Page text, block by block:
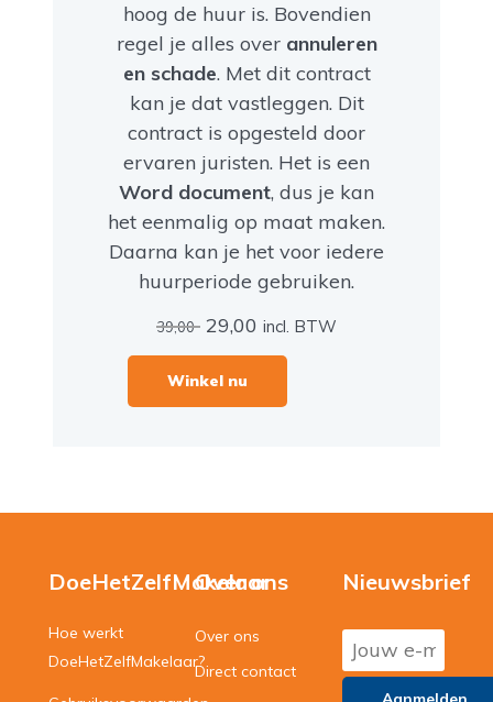
hoog de huur is. Bovendien
regel je alles over annuleren
en schade. Met dit contract
kan je dat vastleggen. Dit
contract is opgesteld door
ervaren juristen. Het is een
Word document, dus je kan
het eenmalig op maat maken.
Daarna kan je het voor iedere
huurperiode gebruiken.
39,00
Oorspronkelijke
was:
29,00 Huidige
29,00.
incl. BTW
Winkel nu
DoeHetZelfMakelaar
Hoe werkt
DoeHetZelfMakelaar?
Over ons
Over ons
Direct contact
Nieuwsbrief